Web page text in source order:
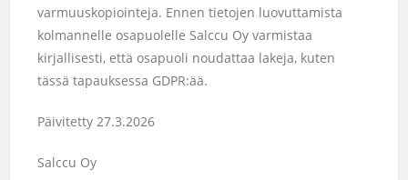
varmuuskopiointeja. Ennen tietojen luovuttamista
kolmannelle osapuolelle Salccu Oy varmistaa
kirjallisesti, että osapuoli noudattaa lakeja, kuten
tässä tapauksessa GDPR:ää.
Päivitetty 27.3.2026
Salccu Oy